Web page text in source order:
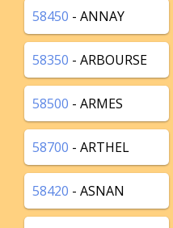
58450 - ANNAY
58350 - ARBOURSE
58500 - ARMES
58700 - ARTHEL
58420 - ASNAN